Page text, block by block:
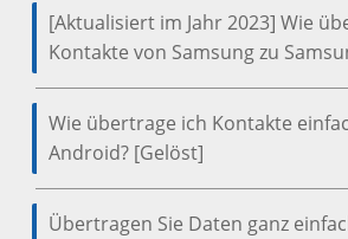
[Aktualisiert im Jahr 2023] Wie
Kontakte von Samsung zu
Wie übertrage ich Kontakte
Android? [Gelöst]
Übertragen Sie Daten ganz